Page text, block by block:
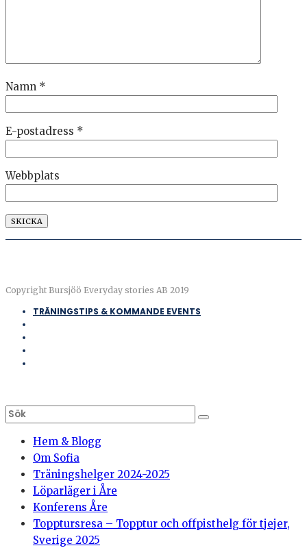
Namn *
E-postadress *
Webbplats
Copyright Bursjöö Everyday stories AB 2019
TRÄNINGSTIPS & KOMMANDE EVENTS
Hem & Blogg
Om Sofia
Träningshelger 2024-2025
Löparläger i Åre
Konferens Åre
Topptursresa – Topptur och offpisthelg för tjejer,
Sverige 2025